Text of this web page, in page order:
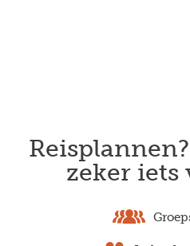
zeker iets